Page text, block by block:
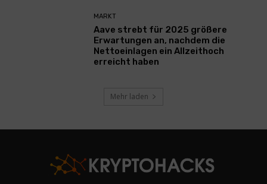
MARKT
Aave strebt für 2025 größere
Erwartungen an, nachdem die
Nettoeinlagen ein Allzeithoch
erreicht haben
Mehr laden